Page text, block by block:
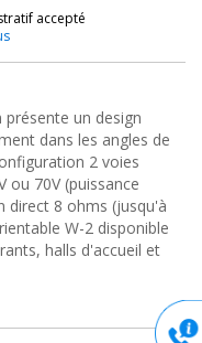
accepté
présente un design
dans les angles de
2 voies
ou 70V (puissance
direct 8 ohms (jusqu'à
W-2 disponible
halls d'accueil et